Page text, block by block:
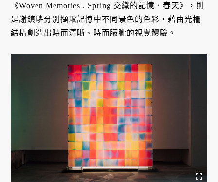
《Woven Memories . Spring 交織的記憶．春天》，則
是謝鎮璘分別擷取記憶中不同景色的色彩，藉由光柵
結構創造出時而清晰、時而朦朧的視覺體驗。